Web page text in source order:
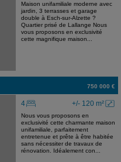
Maison unifamiliale moderne avec
jardin, 3 terrasses et garage
double à Esch-sur-Alzette ?
Quartier prisé de Lallange Nous
vous proposons en exclusivité
cette magnifique maison...
750 000 €
+/- 120 m²
4
Nous vous proposons en
exclusivité cette charmante maison
unifamiliale, parfaitement
entretenue et prête à être habitée
sans nécessiter de travaux de
rénovation. Idéalement con...